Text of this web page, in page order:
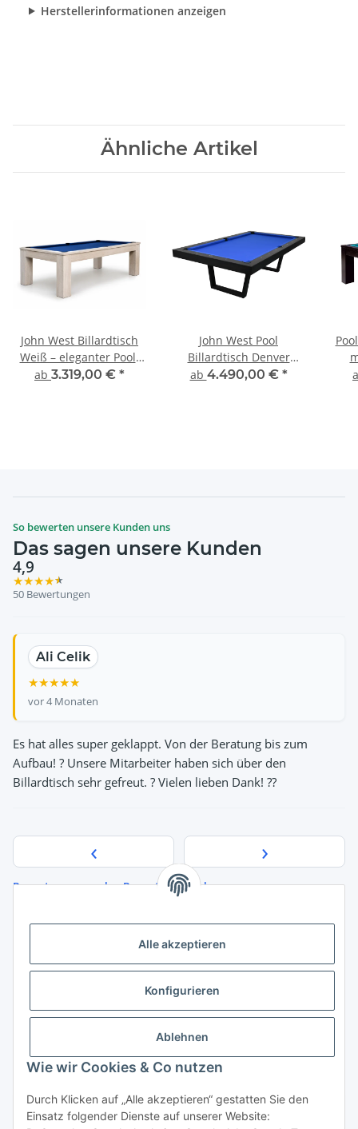
Alle akzeptieren
Konfigurieren
Ablehnen
Wie wir Cookies & Co nutzen
Durch Klicken auf „Alle akzeptieren“ gestatten Sie den
Einsatz folgender Dienste auf unserer Website:
Herstellerinformationen anzeigen
Ähnliche Artikel
John West Billardtisch
Weiß – eleganter Pool-
Billardtisch mit
ab 3.319,00 € *
John West Pool
Billardtisch Denver
Dream inkl.
ab 4.490,00 € *
So bewerten unsere Kunden uns
Das sagen unsere Kunden
4,9
★★★★★
50 Bewertungen
‹
EmilP1975
★★★★★
Ali Celik
★★★★★
vor 4 Monaten
Es hat alles super geklappt. Von der Beratung bis zum
Aufbau! ? Unsere Mitarbeiter haben sich über den
Billardtisch sehr gefreut. ? Vielen lieben Dank! ??
Ulrich Hertzsch
★★★★★
Norman John
★★★★★
Susanne Emser
★★★★★
›
Bewertungen ansehenBewertung abgeben
Gesetzliche Informationen
Vertrag widerrufen